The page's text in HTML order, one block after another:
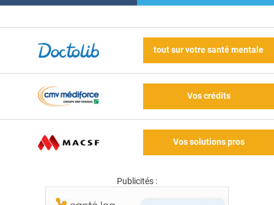
tout sur votre santé mentale
Vos crédits
Vos solutions pros
Publicités :